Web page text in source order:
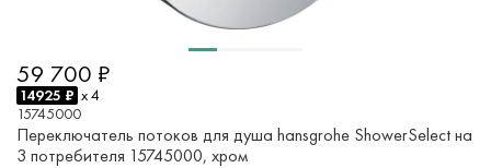
59 700 ₽
14925 ₽ x 4
15745000
Переключатель потоков для душа hansgrohe ShowerSelect на
3 потребителя 15745000, хром